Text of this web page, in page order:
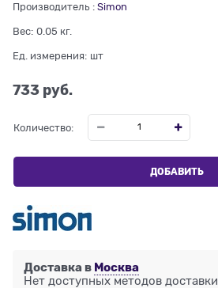
Производитель : Simon
Вес: 0.05 кг.
Ед. измерения: шт
733 руб.
Количество:
ДОБАВИТЬ
Доставка в Москва
Нет доступных методов доставки